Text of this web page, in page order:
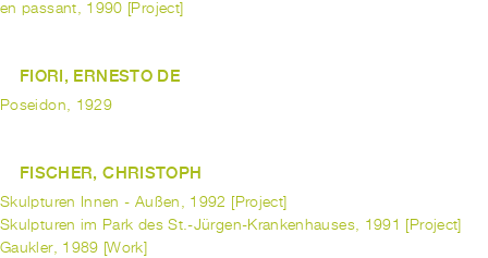
en passant, 1990 [Project]
FIORI, ERNESTO DE
Poseidon, 1929
FISCHER, CHRISTOPH
Skulpturen Innen - Außen, 1992 [Project]
Skulpturen im Park des St.-Jürgen-Krankenhauses, 1991 [Project]
Gaukler, 1989 [Work]